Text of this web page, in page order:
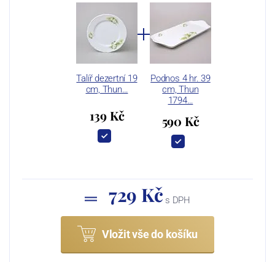
Talíř dezertní 19
cm, Thun…
139 Kč
Podnos 4 hr. 39
cm, Thun
1794…
590 Kč
729 Kč s DPH
Vložit vše do košíku